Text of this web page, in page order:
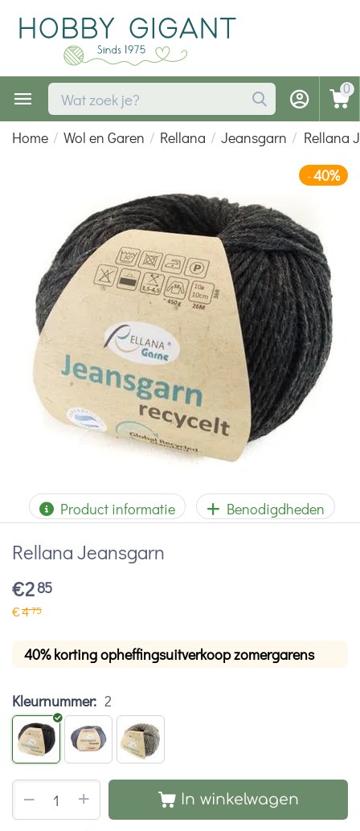
0
Home / Wol en Garen / Rellana / Jeansgarn / Rellana
-40%
Product informatie Benodigdheden
Rellana Jeansgarn
€285
€475
40% korting opheffingsuitverkoop zomergarens
Kleurnummer: 2
+
− In winkelwagen